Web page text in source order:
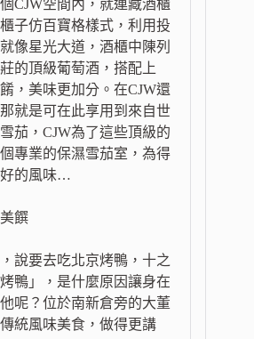
CJW空間內，就連藏酒櫃
子仿百寶格樣式，利用投
像星光大道，酒櫃中陳列
的頂級葡萄酒，搭配上
，美味更加分。在CJW還
就是可在此享用到來自世
茄，CJW為了這些頂級的
專業的保濕雪茄室，為得
的風味…
饌
說要去吃北京烤鴨，十之
鴨」，是什麼原因讓身在
呢？位於南新倉旁的大董
統風味美食，做得更講